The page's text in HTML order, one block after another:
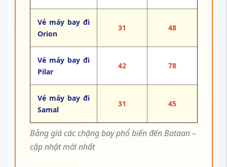
Bảng giá các chặng bay phổ biến đến Bataan –
cập nhật mới nhất
Vé máy bay đi
Orion
31 48
Vé máy bay đi
Pilar
42 78
Vé máy bay đi
Samal
31 45